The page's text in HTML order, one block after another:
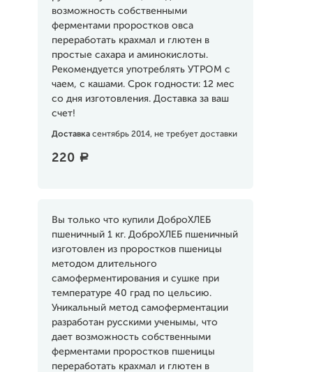
возможность собственными
ферментами проростков овса
переработать крахмал и глютен в
простые сахара и аминокислоты.
Рекомендуется употреблять УТРОМ с
чаем, с кашами. Срок годности: 12 мес
со дня изготовления. Доставка за ваш
счет!
Доставка сентябрь 2014, не требует доставки
220 a
Вы только что купили ДоброХЛЕБ
пшеничный 1 кг. ДоброХЛЕБ пшеничный
изготовлен из проростков пшеницы
методом длительного
самоферментирования и сушке при
температуре 40 град по цельсию.
Уникальный метод самоферментации
разработан русскими ученымы, что
дает возможность собственными
ферментами проростков пшеницы
переработать крахмал и глютен в